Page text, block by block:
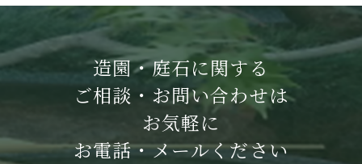
造園・庭石に関する
ご相談・お問い合わせは
お気軽に
お電話・メールください